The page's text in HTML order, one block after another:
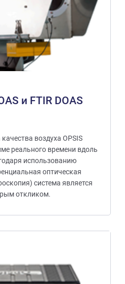
и FTIR DOAS
воздуха OPSIS
реального времени вдоль
использованию
оптическая
система является
откликом.